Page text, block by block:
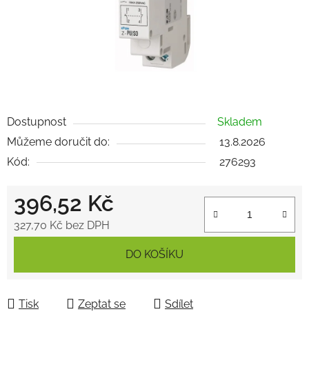
Dostupnost
Skladem
Můžeme doručit do:
13.8.2026
Kód:
276293
396,52 Kč
327,70 Kč bez DPH
DO KOŠÍKU
Tisk Zeptat se Sdílet